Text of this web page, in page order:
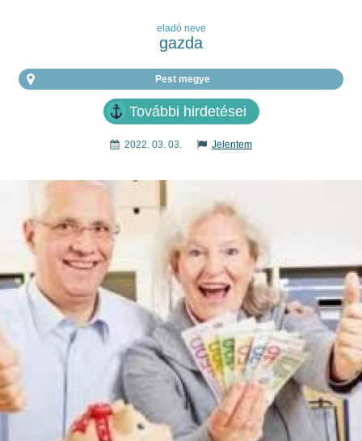
eladó neve
gazda
Pest megye
További hirdetései
2022. 03. 03. Jelentem